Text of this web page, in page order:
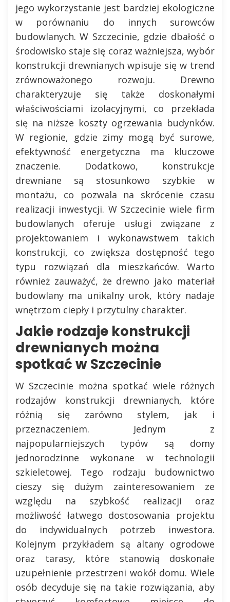
jego wykorzystanie jest bardziej ekologiczne
w porównaniu do innych surowców
budowlanych. W Szczecinie, gdzie dbałość o
środowisko staje się coraz ważniejsza, wybór
konstrukcji drewnianych wpisuje się w trend
zrównoważonego rozwoju. Drewno
charakteryzuje się także doskonałymi
właściwościami izolacyjnymi, co przekłada
się na niższe koszty ogrzewania budynków.
W regionie, gdzie zimy mogą być surowe,
efektywność energetyczna ma kluczowe
znaczenie. Dodatkowo, konstrukcje
drewniane są stosunkowo szybkie w
montażu, co pozwala na skrócenie czasu
realizacji inwestycji. W Szczecinie wiele firm
budowlanych oferuje usługi związane z
projektowaniem i wykonawstwem takich
konstrukcji, co zwiększa dostępność tego
typu rozwiązań dla mieszkańców. Warto
również zauważyć, że drewno jako materiał
budowlany ma unikalny urok, który nadaje
wnętrzom ciepły i przytulny charakter.
Jakie rodzaje konstrukcji
drewnianych można
spotkać w Szczecinie
W Szczecinie można spotkać wiele różnych
rodzajów konstrukcji drewnianych, które
różnią się zarówno stylem, jak i
przeznaczeniem. Jednym z
najpopularniejszych typów są domy
jednorodzinne wykonane w technologii
szkieletowej. Tego rodzaju budownictwo
cieszy się dużym zainteresowaniem ze
względu na szybkość realizacji oraz
możliwość łatwego dostosowania projektu
do indywidualnych potrzeb inwestora.
Kolejnym przykładem są altany ogrodowe
oraz tarasy, które stanowią doskonałe
uzupełnienie przestrzeni wokół domu. Wiele
osób decyduje się na takie rozwiązania, aby